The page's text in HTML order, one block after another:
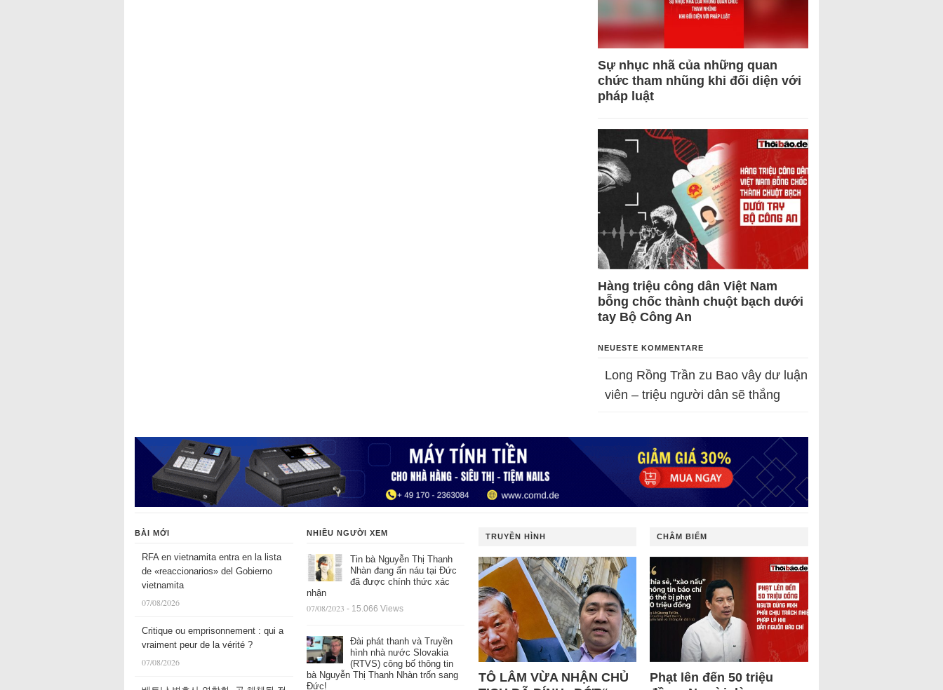
Sự nhục nhã của những quan
chức tham nhũng khi đối diện với
pháp luật
Hàng triệu công dân Việt Nam
bỗng chốc thành chuột bạch dưới
tay Bộ Công An
NEUESTE KOMMENTARE
Long Rồng Trần zu Bao vây dư luận
viên – triệu người dân sẽ thắng
BÀI MỚI
RFA en vietnamita entra en la lista
de «reaccionarios» del Gobierno
vietnamita
07/08/2026
Critique ou emprisonnement : qui a
vraiment peur de la vérité ?
07/08/2026
NHIỀU NGƯỜI XEM
Tin bà Nguyễn Thị Thanh
Nhàn đang ẩn náu tại Đức
đã được chính thức xác
nhận
07/08/2023 - 15.066 Views
Đài phát thanh và Truyền
hình nhà nước Slovakia
(RTVS) công bố thông tin
bà Nguyễn Thị Thanh Nhàn trốn sang
Đức!
TRUYỀN HÌNH
TÔ LÂM VỪA NHẬN CHỦ
CHÂM BIẾM
Phạt lên đến 50 triệu